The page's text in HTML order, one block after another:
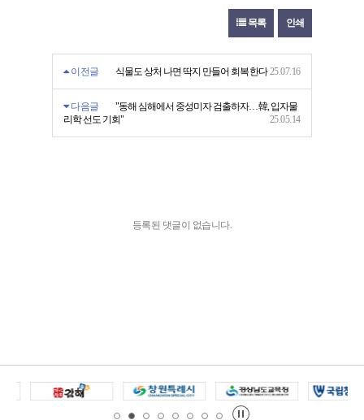
목록 인쇄
이전글 식물도 상처 나면 딱지 만들어 회복한다 25.07.16
다음글
"동해 심해에서 중성미자 검출하자…韓, 입자물
리학 선도 기회"
25.05.14
등록된 댓글이 없습니다.